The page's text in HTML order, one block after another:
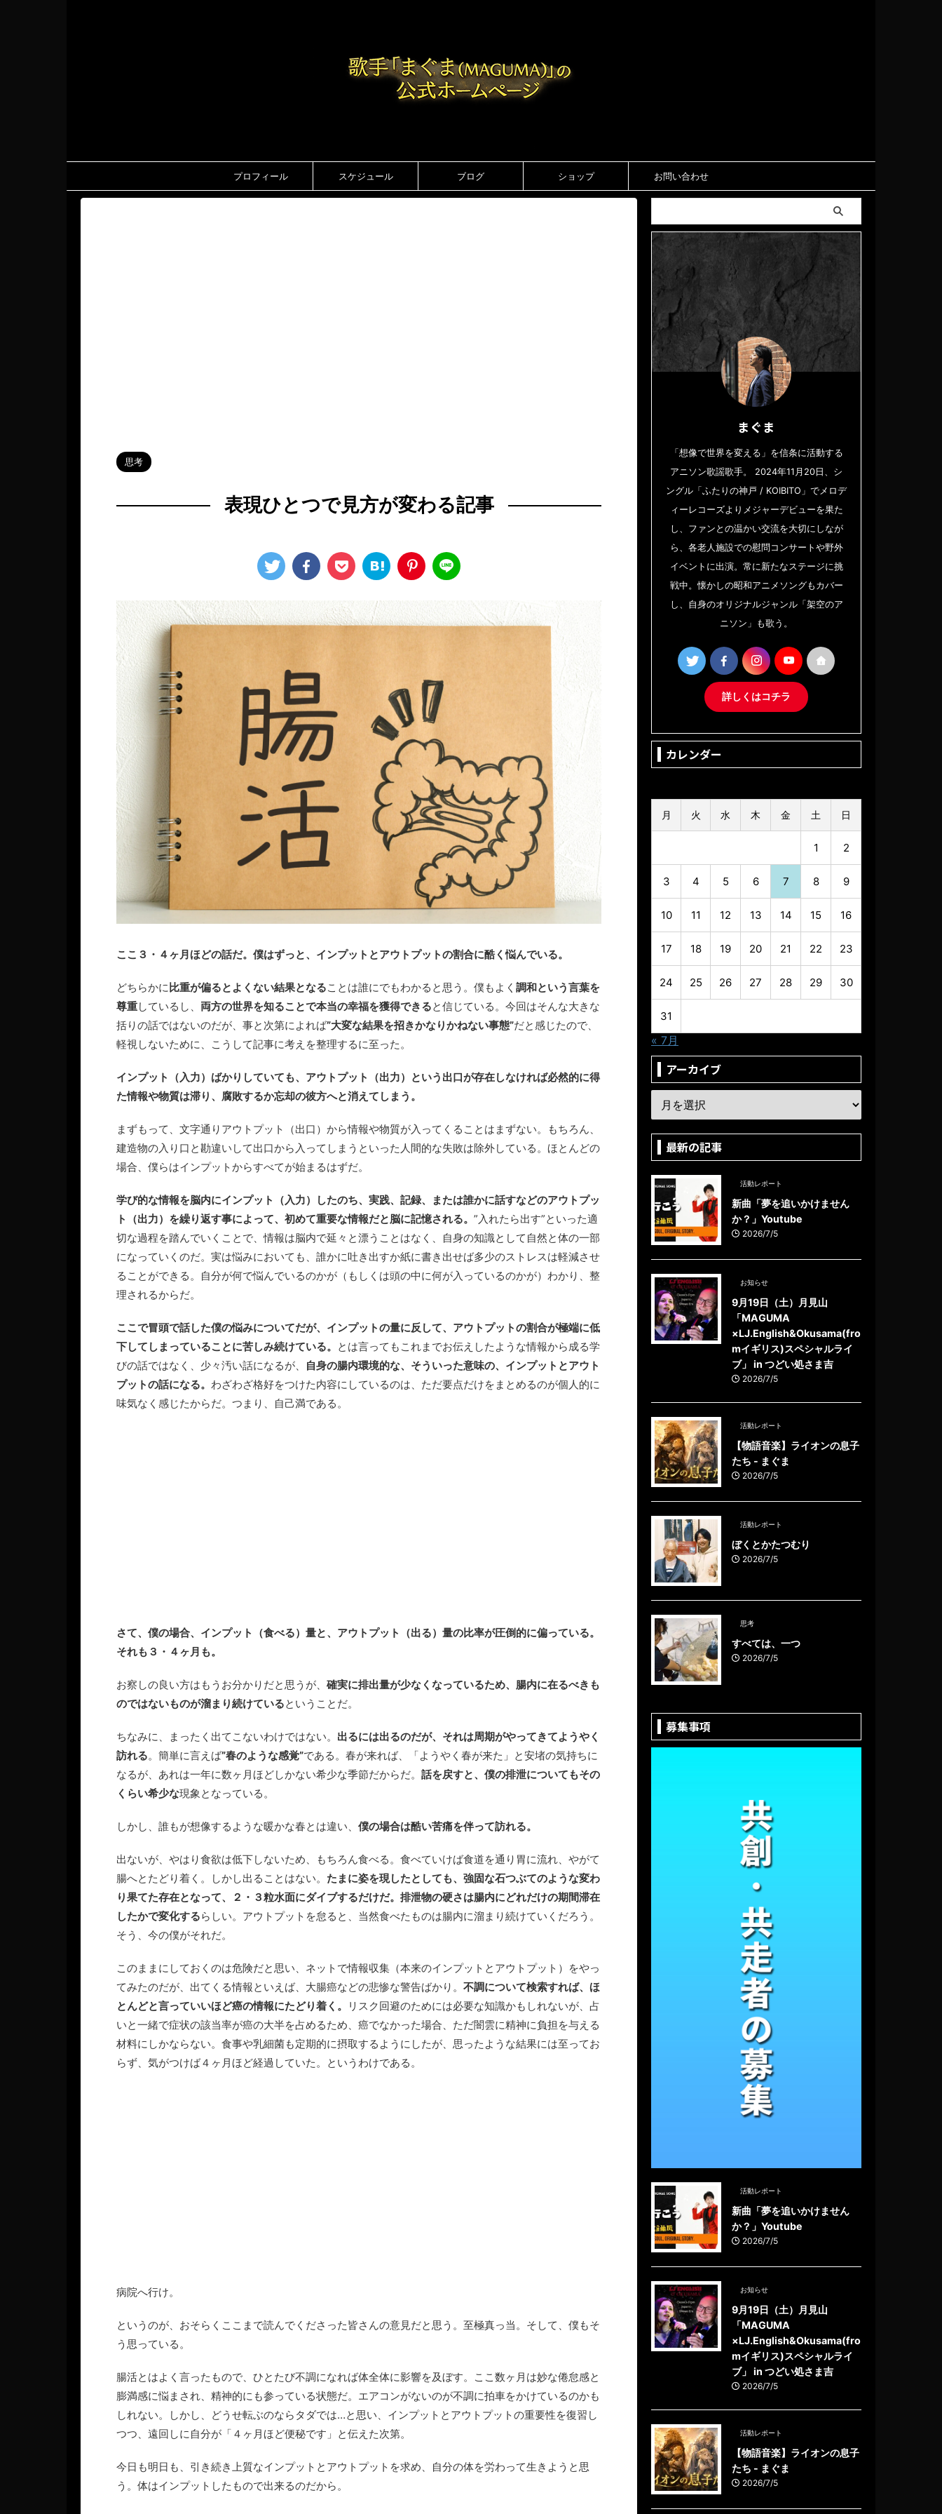
プロフィール スケジュール ブログ ショップ お問い合わせ
思考
表現ひとつで見方が変わる記事
ここ３・４ヶ月ほどの話だ。僕はずっと、インプットとアウトプットの割合に酷く悩んでいる。
どちらかに比重が偏るとよくない結果となることは誰にでもわかると思う。僕もよく 調和という言葉を
尊重しているし、 両方の世界を知ることで本当の幸福を獲得できると信じている。今回はそんな大きな
括りの話ではないのだが、事と次第によれば”大変な結果を招きかなりかねない事態”だと感じたので、
軽視しないために、こうして記事に考えを整理するに至った。
インプット（入力）ばかりしていても、アウトプット（出力）という出口が存在しなければ必然的に得
た情報や物質は滞り、腐敗するか忘却の彼方へと消えてしまう。
まずもって、文字通りアウトプット（出口）から情報や物質が入ってくることはまずない。もちろん、
建造物の入り口と勘違いして出口から入ってしまうといった人間的な失敗は除外している。ほとんどの
場合、僕らはインプットからすべてが始まるはずだ。
学び的な情報を脳内にインプット（入力）したのち、実践、記録、または誰かに話すなどのアウトプッ
ト（出力）を繰り返す事によって、初めて重要な情報だと脳に記憶される。 ”入れたら出す”といった適
切な過程を踏んでいくことで、情報は脳内で延々と漂うことはなく、自身の知識として自然と体の一部
になっていくのだ。実は悩みにおいても、誰かに吐き出すか紙に書き出せば多少のストレスは軽減させ
ることができる。自分が何で悩んでいるのかが（もしくは頭の中に何が入っているのかが）わかり、整
理されるからだ。
ここで冒頭で話した僕の悩みについてだが、インプットの量に反して、アウトプットの割合が極端に低
下してしまっていることに苦しみ続けている。 とは言ってもこれまでお伝えしたような情報から成る学
びの話ではなく、少々汚い話になるが、
自身の腸内環境的な、そういった意味の、インプットとアウト
プットの話になる。 わざわざ格好をつけた内容にしているのは、ただ要点だけをまとめるのが個人的に
味気なく感じたからだ。つまり、自己満である。
さて、僕の場合、インプット（食べる）量と、アウトプット（出る）量の比率が圧倒的に偏っている。
それも３・４ヶ月も。
お察しの良い方はもうお分かりだと思うが、 確実に排出量が少なくなっているため、腸内に在るべきも
のではないものが溜まり続けているということだ。
ちなみに、まったく出てこないわけではない。 出るには出るのだが、それは周期がやってきてようやく
訪れる。簡単に言えば”春のような感覚”である。春が来れば、「ようやく春が来た」と安堵の気持ちに
なるが、あれは一年に数ヶ月ほどしかない希少な季節だからだ。 話を戻すと、僕の排泄についてもその
くらい希少な現象となっている。
しかし、誰もが想像するような暖かな春とは違い、 僕の場合は酷い苦痛を伴って訪れる。
出ないが、やはり食欲は低下しないため、もちろん食べる。食べていけば食道を通り胃に流れ、やがて
腸へとたどり着く。しかし出ることはない。 たまに姿を現したとしても、強固な石つぶてのような変わ
り果てた存在となって、２・３粒水面にダイブするだけだ。排泄物の硬さは腸内にどれだけの期間滞在
したかで変化するらしい。アウトプットを怠ると、当然食べたものは腸内に溜まり続けていくだろう。
そう、今の僕がそれだ。
このままにしておくのは危険だと思い、ネットで情報収集（本来のインプットとアウトプット）をやっ
てみたのだが、出てくる情報といえば、大腸癌などの悲惨な警告ばかり。 不調について検索すれば、ほ
とんどと言っていいほど癌の情報にたどり着く。
リスク回避のためには必要な知識かもしれないが、占
いと一緒で症状の該当率が癌の大半を占めるため、癌でなかった場合、ただ闇雲に精神に負担を与える
材料にしかならない。食事や乳細菌も定期的に摂取するようにしたが、思ったような結果には至ってお
らず、気がつけば４ヶ月ほど経過していた。というわけである。
病院へ行け。
というのが、おそらくここまで読んでくださった皆さんの意見だと思う。至極真っ当。そして、僕もそ
う思っている。
腸活とはよく言ったもので、ひとたび不調になれば体全体に影響を及ぼす。ここ数ヶ月は妙な倦怠感と
膨満感に悩まされ、精神的にも参っている状態だ。エアコンがないのが不調に拍車をかけているのかも
しれない。しかし、どうせ転ぶのならタダでは…と思い、インプットとアウトプットの重要性を復習し
つつ、遠回しに自分が「４ヶ月ほど便秘です」と伝えた次第。
今日も明日も、引き続き上質なインプットとアウトプットを求め、自分の体を労わって生きようと思
う。体はインプットしたもので出来るのだから。
まぐま
「想像で世界を変える」を信条に活動する
アニソン歌謡歌手。 2024年11月20日、シ
ングル「ふたりの神戸 / KOIBITO」でメロデ
ィーレコーズよりメジャーデビューを果た
し、ファンとの温かい交流を大切にしなが
ら、各老人施設での慰問コンサートや野外
イベントに出演。常に新たなステージに挑
戦中。懐かしの昭和アニメソングもカバー
し、自身のオリジナルジャンル「架空のア
ニソン」も歌う。
詳しくはコチラ
カレンダー
月 火 水 木 金 土 日
1 2
3 4 5 6 7 8 9
10 11 12 13 14 15 16
17 18 19 20 21 22 23
24 25 26 27 28 29 30
31
« 7月
アーカイブ
最新の記事
活動レポート
新曲「夢を追いかけません
か？」Youtube
2026/7/5
お知らせ
9月19日（土）月見山
「MAGUMA
×LJ.English&Okusama(fro
mイギリス)スペシャルライ
ブ」 in つどい処さま吉
2026/7/5
活動レポート
【物語音楽】ライオンの息子
たち - まぐま
2026/7/5
活動レポート
ぼくとかたつむり
2026/7/5
思考
すべては、一つ
2026/7/5
募集事項
活動レポート
新曲「夢を追いかけません
か？」Youtube
2026/7/5
お知らせ
9月19日（土）月見山
「MAGUMA
×LJ.English&Okusama(fro
mイギリス)スペシャルライ
ブ」 in つどい処さま吉
2026/7/5
活動レポート
【物語音楽】ライオンの息子
たち - まぐま
2026/7/5